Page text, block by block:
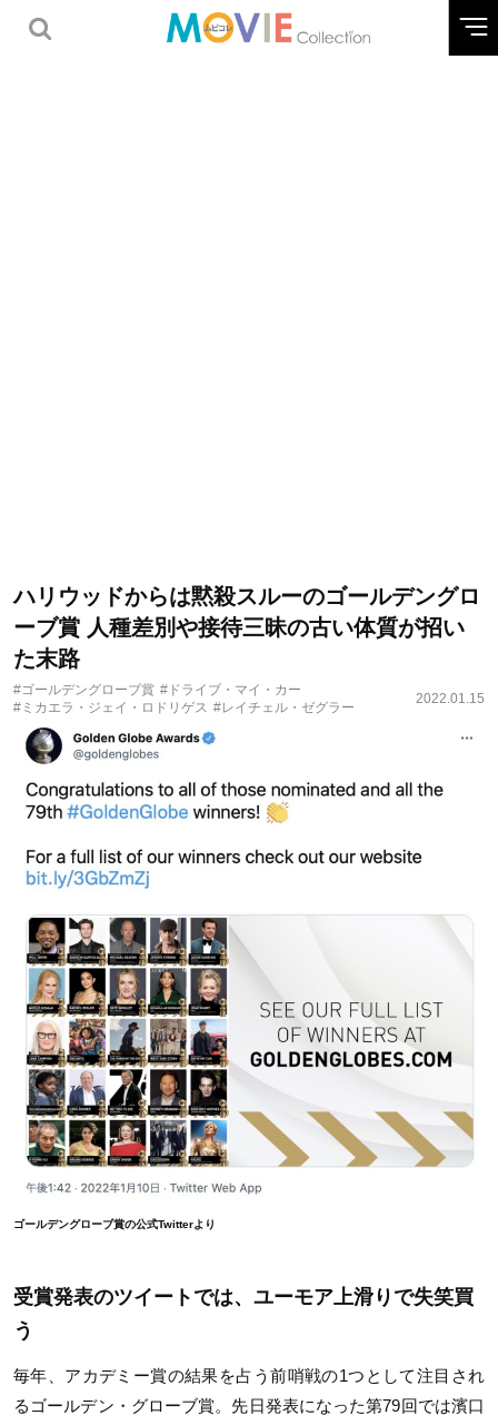
ハリウッドからは黙殺スルーのゴールデングロ
ーブ賞 人種差別や接待三昧の古い体質が招い
た末路
#ゴールデングローブ賞 #ドライブ・マイ・カー
#ミカエラ・ジェイ・ロドリゲス #レイチェル・ゼグラー
2022.01.15
ゴールデングローブ賞の公式Twitterより
受賞発表のツイートでは、ユーモア上滑りで失笑買
う
毎年、アカデミー賞の結果を占う前哨戦の1つとして注目され
るゴールデン・グローブ賞。先日発表になった第79回では濱口